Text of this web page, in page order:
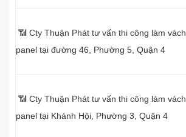
📶 Cty Thuận Phát tư vấn thi công làm vách
panel tại đường 46, Phường 5, Quận 4
📶 Cty Thuận Phát tư vấn thi công làm vách
panel tại Khánh Hội, Phường 3, Quận 4